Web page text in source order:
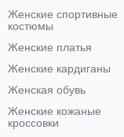
Женские спортивные
костюмы
Женские платья
Женские кардиганы
Женская обувь
Женские кожаные
кроссовки